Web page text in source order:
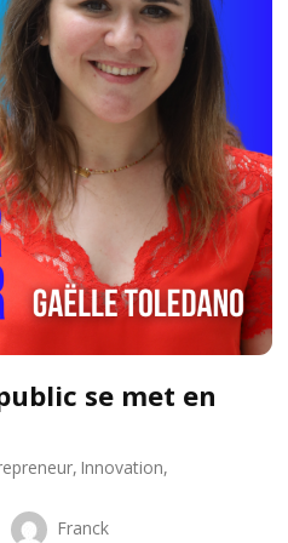
se met en
Innovation
Franck